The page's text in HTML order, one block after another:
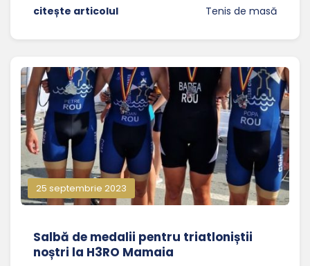
citește articolul Tenis de masă
25 septembrie 2023
Salbă de medalii pentru triatloniștii
noștri la H3RO Mamaia